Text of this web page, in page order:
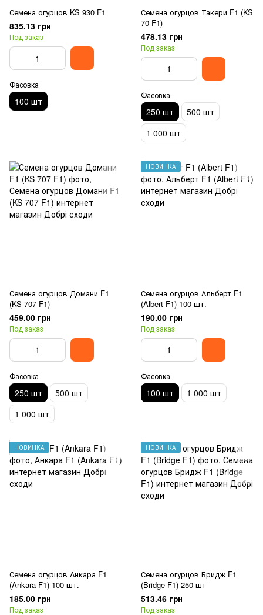
Семена огурцов KS 930 F1
835.13 грн
Под заказ
Фасовка
100 шт
Семена огурцов Такери F1 (KS
70 F1)
478.13 грн
Под заказ
Фасовка
250 шт
500 шт
1 000 шт
Семена огурцов Домани F1
(KS 707 F1)
459.00 грн
Под заказ
Фасовка
250 шт
500 шт
1 000 шт
НОВИНКА
Семена огурцов Альберт F1
(Albert F1) 100 шт.
190.00 грн
Под заказ
Фасовка
100 шт 1 000 шт
НОВИНКА
Семена огурцов Анкара F1
(Ankara F1) 100 шт.
185.00 грн
Под заказ
НОВИНКА
Семена огурцов Бридж F1
(Bridge F1) 250 шт
513.46 грн
Под заказ